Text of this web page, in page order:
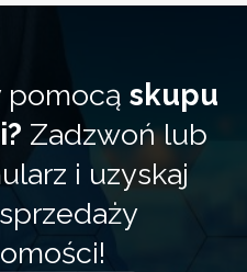
pomocą skupu
Zadzwoń lub
i uzyskaj